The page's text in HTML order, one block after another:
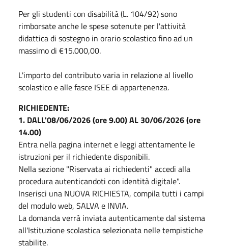
Per gli studenti con disabilità (L. 104/92) sono
rimborsate anche le spese sotenute per l'attività
didattica di sostegno in orario scolastico fino ad un
massimo di €15.000,00.
L'importo del contributo varia in relazione al livello
scolastico e alle fasce ISEE di appartenenza.
RICHIEDENTE:
1. DALL'08/06/2026 (ore 9.00) AL 30/06/2026 (ore
14.00)
Entra nella pagina internet e leggi attentamente le
istruzioni per il richiedente disponibili.
Nella sezione "Riservata ai richiedenti" accedi alla
procedura autenticandoti con identità digitale".
Inserisci una NUOVA RICHIESTA, compila tutti i campi
del modulo web, SALVA e INVIA.
La domanda verrà inviata autenticamente dal sistema
all'Istituzione scolastica selezionata nelle tempistiche
stabilite.